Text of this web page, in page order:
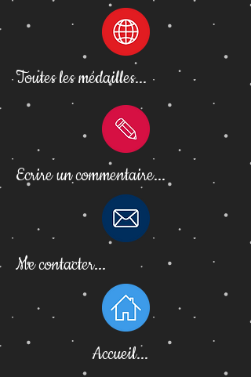
Toutes les médailles...
Ecrire un commentaire...
Me contacter...
Accueil...